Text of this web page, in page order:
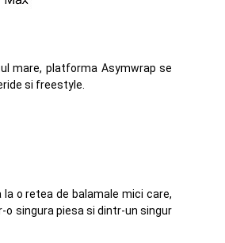
mare, platforma Asymwrap se
si freestyle.
o retea de balamale mici care,
singura piesa si dintr-un singur